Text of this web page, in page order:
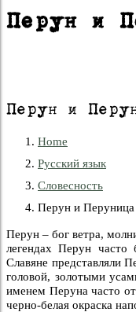
Перун и
Перун и
Home
Русский язык
Словесность
Перун и Перуница
Перун – бог ветра,
легендах Перун
Славяне представляли
головой, золотыми
именем Перуна часто
черно-белая окраска